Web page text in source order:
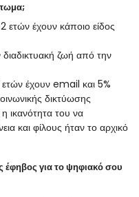
έχουν κάποιο είδος
ζωή από την
έχουν email και 5%
δικτύωσης
ικανότητα του να
και φίλους ήταν το αρχικό
έφηβος για το ψηφιακό σου